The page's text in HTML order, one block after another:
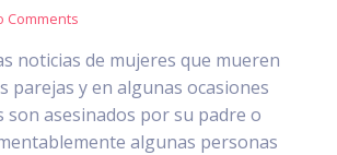
Comments
noticias de mujeres que mueren
parejas y en algunas ocasiones
son asesinados por su padre o
algunas personas